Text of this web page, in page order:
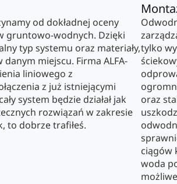
od dokładnej oceny
gruntowo-wodnych. Dzięki
typ systemu oraz materiały,
miejscu. Firma ALFA-
liniowego z
z już istniejącymi
system będzie działał jak
rozwiązań w zakresie
to dobrze trafiłeś.
tylko
oraz
ciągów
woda